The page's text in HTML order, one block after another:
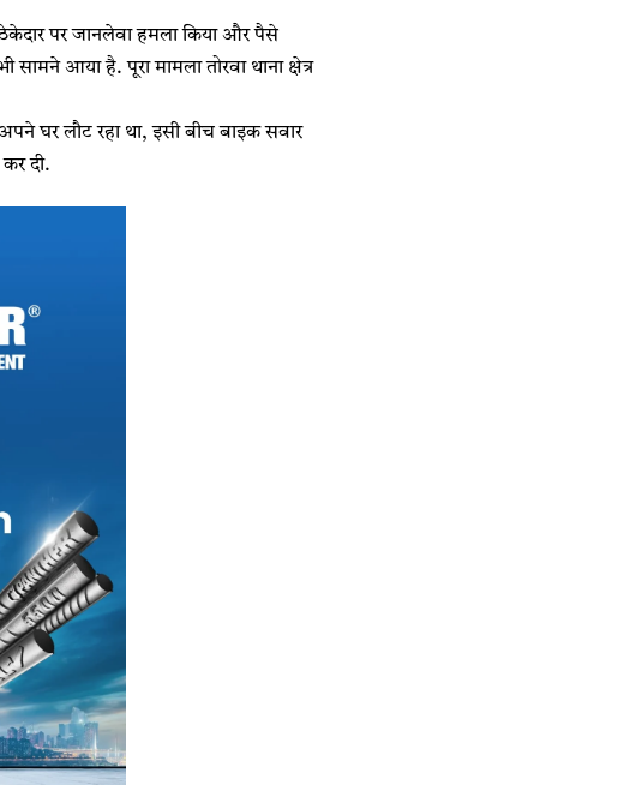
पर जानलेवा हमला किया और पैसे
आया है. पूरा मामला तोरवा थाना क्षेत्र
घर लौट रहा था, इसी बीच बाइक सवार
दी.